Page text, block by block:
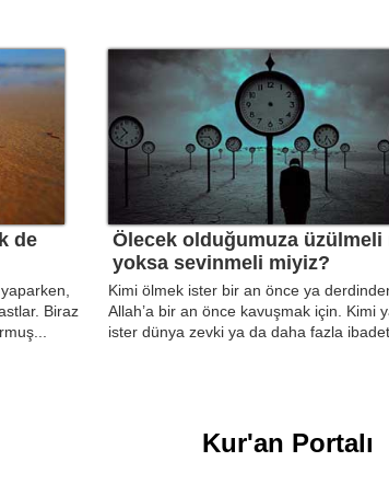
de
Biraz
Ölecek olduğumuza üzülmeli
yoksa sevinmeli miyiz?
Kimi ölmek ister bir an önce ya
Allah’a bir an önce kavuşmak için. Kimi
ister dünya zevki ya da daha fazla ibadet
Kur'an Portalı